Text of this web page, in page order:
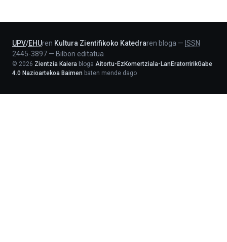
UPV/EHUren Kultura Zientifikoko Katedraren bloga — ISSN
2445-3897 — Bilbon editatua
© 2026 Zientzia Kaiera bloga Aitortu-EzKomertziala-LanEratorririkGabe
4.0 Nazioartekoa Baimen baten mende dago